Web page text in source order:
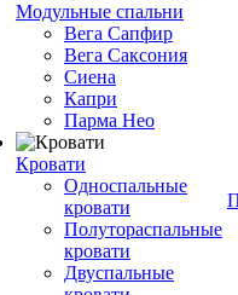
Модульные спальни
Вега Сапфир
Вега Саксония
Сиена
Капри
Парма Нео
Кровати
Односпальные
кровати
Полутораспальные
кровати
Двуспальные